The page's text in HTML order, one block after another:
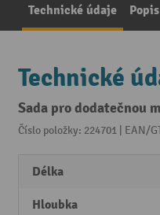
Technické údaje
Technické
Sada pro dodatečnou
Číslo položky: 224701 | EAN/
Délka
Hloubka